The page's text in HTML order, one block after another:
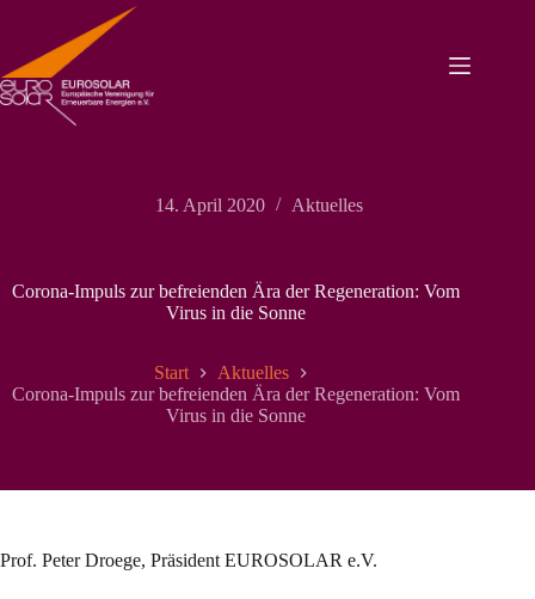
springen
14. April 2020 Aktuelles
Corona-Impuls zur befreienden Ära der Regeneration: Vom
Virus in die Sonne
Start
Aktuelles
Corona-Impuls zur befreienden Ära der Regeneration: Vom
Virus in die Sonne
Prof. Peter Droege, Präsident EUROSOLAR e.V.